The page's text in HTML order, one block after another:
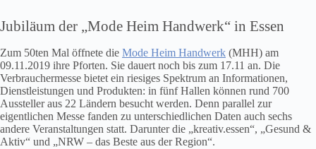
Jubiläum der „Mode Heim Handwerk“ in Essen
Zum 50ten Mal öffnete die Mode Heim Handwerk (MHH) am
09.11.2019 ihre Pforten. Sie dauert noch bis zum 17.11 an. Die
Verbrauchermesse bietet ein riesiges Spektrum an Informationen,
Dienstleistungen und Produkten: in fünf Hallen können rund 700
Aussteller aus 22 Ländern besucht werden. Denn parallel zur
eigentlichen Messe fanden zu unterschiedlichen Daten auch sechs
andere Veranstaltungen statt. Darunter die „kreativ.essen“, „Gesund &
Aktiv“ und „NRW – das Beste aus der Region“.